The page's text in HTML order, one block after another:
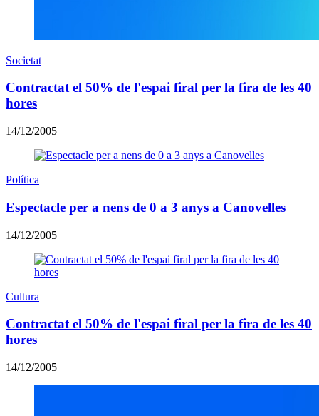
Societat
Contractat el 50% de l'espai firal per la fira de les 40
hores
14/12/2005
Política
Espectacle per a nens de 0 a 3 anys a Canovelles
14/12/2005
Cultura
Contractat el 50% de l'espai firal per la fira de les 40
hores
14/12/2005